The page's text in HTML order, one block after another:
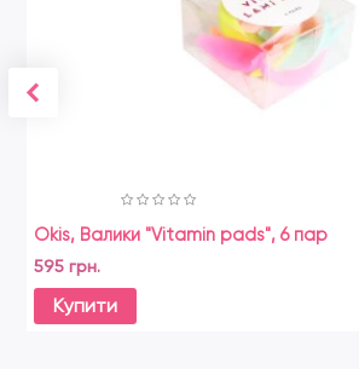
Okis, Валики "Vitamin pads", 6 пар
595 грн.
Купити